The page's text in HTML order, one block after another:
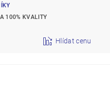
100% KVALITY
Hlídat cenu